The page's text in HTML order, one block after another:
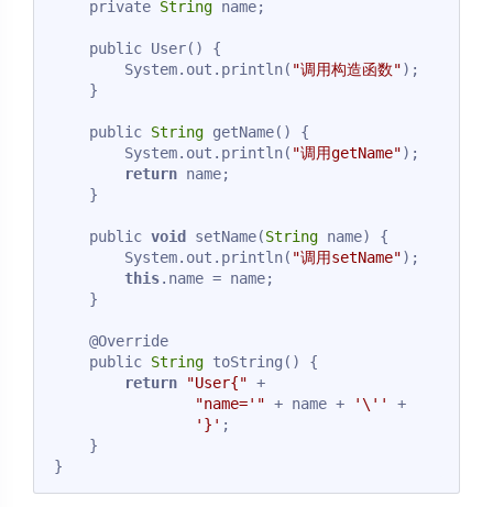
    private
String name;
    public User() {
        System.out.println(
"调用构造函数");
    }
    public
String getName() {
        System.out.println(
"调用getName");
return name;
    }
    public
void setName(String name) {
        System.out.println(
"调用setName");
this.name = name;
    }
    @Override
    public
String toString() {
return
"User{" +
"name='" + name + '\''
+
'}' ;
    }